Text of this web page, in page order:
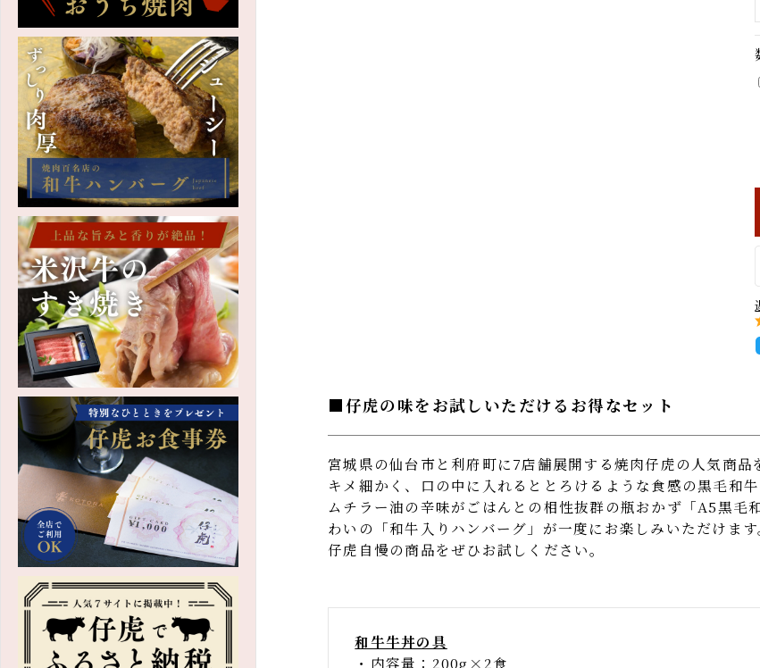
仔虎の味をお試しいただけるお得なセット
宮城県の仙台市と利府町に7店舗展開する焼肉仔虎の人気
キメ細かく、口の中に入れるととろけるような食感の黒毛
ムチラー油の辛味がごはんとの相性抜群の瓶おかず「A5
わいの「和牛入りハンバーグ」が一度にお楽しみいただけま